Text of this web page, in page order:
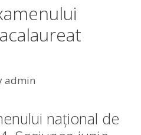
admin
național de